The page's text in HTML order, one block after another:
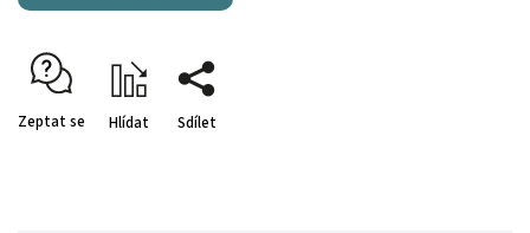
Zeptat se Hlídat Sdílet